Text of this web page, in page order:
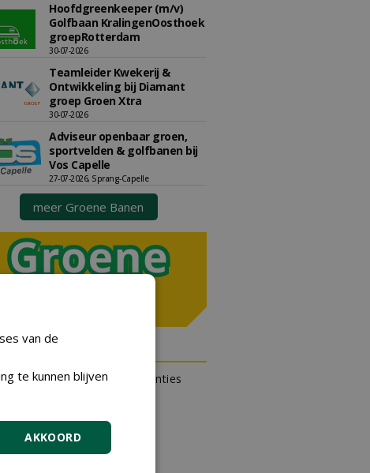
Hoofdgreenkeeper (m/v)
Golfbaan KralingenOosthoek
groepRotterdam
30-07-2026
Teamleider Kwekerij &
Ontwikkeling bij Diamant
groep Groen Xtra
30-07-2026
Adviseur openbaar groen,
sportvelden & golfbanen bij
Vos Capelle
27-07-2026, Sprang-Capelle
meer Groene Banen
OUTLET
kan gratis kleine advertenties
een gratis advertentie
van de
te kunnen blijven
AKKOORD